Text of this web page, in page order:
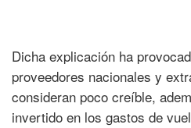
Dicha explicación ha
proveedores nacionales y
consideran poco creíble,
invertido en los gastos de